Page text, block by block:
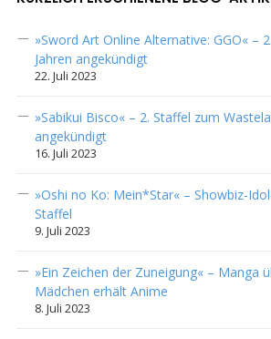
»Sword Art Online Alternative: GGO« –
Jahren angekündigt
22. Juli 2023
»Sabikui Bisco« – 2. Staffel zum
angekündigt
16. Juli 2023
»Oshi no Ko: Mein*Star« – Showbiz-
Staffel
9. Juli 2023
»Ein Zeichen der Zuneigung« – Manga
Mädchen erhält Anime
8. Juli 2023